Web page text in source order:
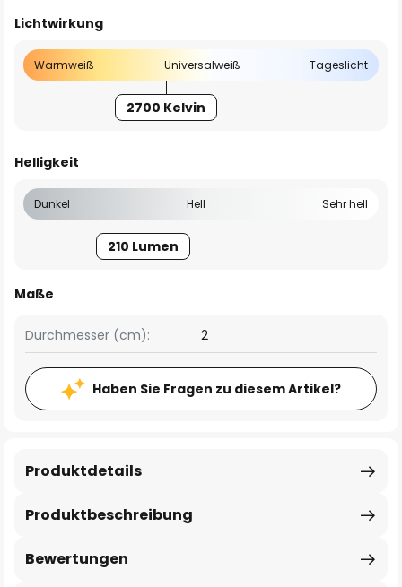
Lichtwirkung
Warmweiß Universalweiß Tageslicht
2700 Kelvin
Helligkeit
Dunkel Hell Sehr hell
210 Lumen
Maße
Durchmesser (cm): 2
Haben Sie Fragen zu diesem Artikel?
Produktbeschreibung
Produktdetails
Bewertungen